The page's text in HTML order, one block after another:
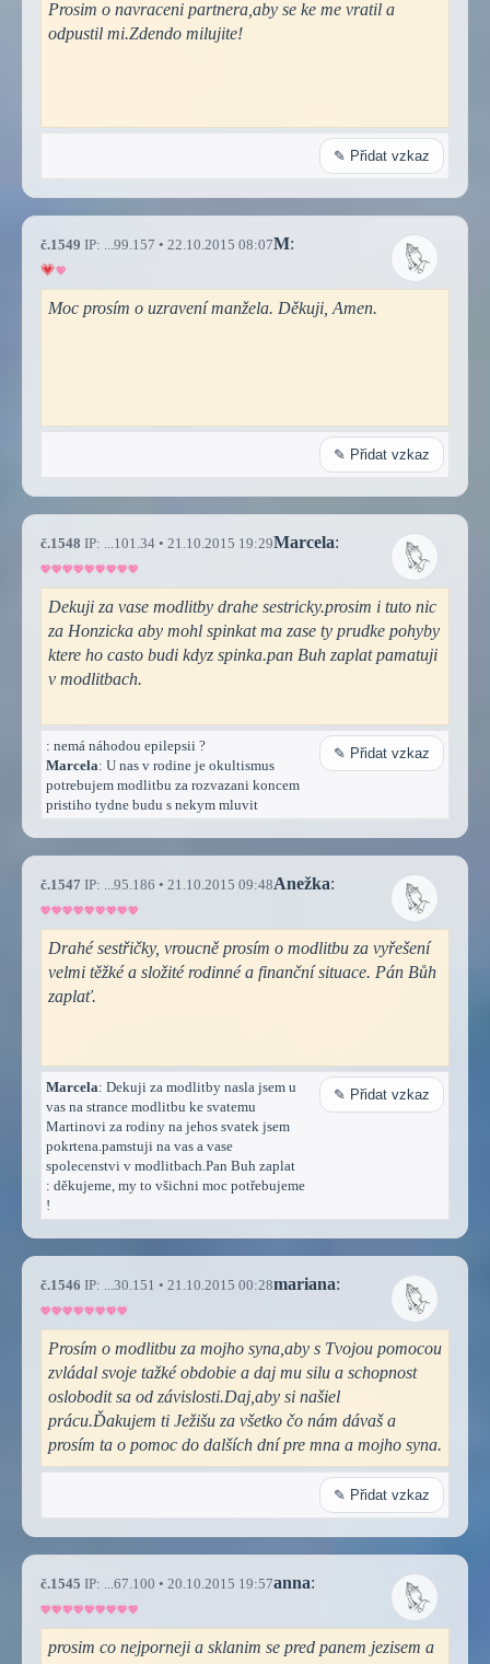
Prosim o navraceni partnera,aby se ke me vratil a
odpustil mi.Zdendo milujite!
✎ Přidat vzkaz
č.1549 IP: ...99.157 • 22.10.2015 08:07M:
Moc prosím o uzravení manžela. Děkuji, Amen.
✎ Přidat vzkaz
č.1548 IP: ...101.34 • 21.10.2015 19:29Marcela:
Dekuji za vase modlitby drahe sestricky.prosim i tuto nic
za Honzicka aby mohl spinkat ma zase ty prudke pohyby
ktere ho casto budi kdyz spinka.pan Buh zaplat pamatuji
v modlitbach.
: nemá náhodou epilepsii ?
Marcela: U nas v rodine je okultismus
potrebujem modlitbu za rozvazani koncem
pristiho tydne budu s nekym mluvit
✎ Přidat vzkaz
č.1547 IP: ...95.186 • 21.10.2015 09:48Anežka:
Drahé sestřičky, vroucně prosím o modlitbu za vyřešení
velmi těžké a složité rodinné a finanční situace. Pán Bůh
zaplať.
Marcela: Dekuji za modlitby nasla jsem u
vas na strance modlitbu ke svatemu
Martinovi za rodiny na jehos svatek jsem
pokrtena.pamstuji na vas a vase
spolecenstvi v modlitbach.Pan Buh zaplat
: děkujeme, my to všichni moc potřebujeme
!
✎ Přidat vzkaz
č.1546 IP: ...30.151 • 21.10.2015 00:28mariana:
Prosím o modlitbu za mojho syna,aby s Tvojou pomocou
zvládal svoje tažké obdobie a daj mu silu a schopnost
oslobodit sa od závislosti.Daj,aby si našiel
prácu.Ďakujem ti Ježišu za všetko čo nám dávaš a
prosím ta o pomoc do dalších dní pre mna a mojho syna.
✎ Přidat vzkaz
č.1545 IP: ...67.100 • 20.10.2015 19:57anna:
prosim co nejporneji a sklanim se pred panem jezisem a